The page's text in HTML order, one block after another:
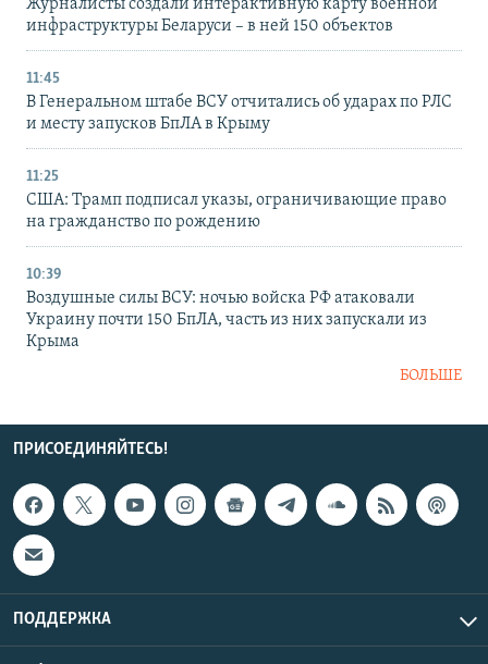
Журналисты создали интерактивную карту военной
инфраструктуры Беларуси – в ней 150 объектов
11:45
В Генеральном штабе ВСУ отчитались об ударах по РЛС
и месту запусков БпЛА в Крыму
11:25
США: Трамп подписал указы, ограничивающие право
на гражданство по рождению
10:39
Воздушные силы ВСУ: ночью войска РФ атаковали
Украину почти 150 БпЛА, часть из них запускали из
Крыма
БОЛЬШЕ
ПРИСОЕДИНЯЙТЕСЬ!
ПОДДЕРЖКА